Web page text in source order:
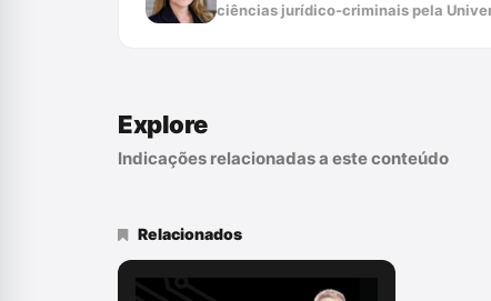
ciências jurídico-criminais pela
Explore
Indicações relacionadas a este conteúdo
Relacionados